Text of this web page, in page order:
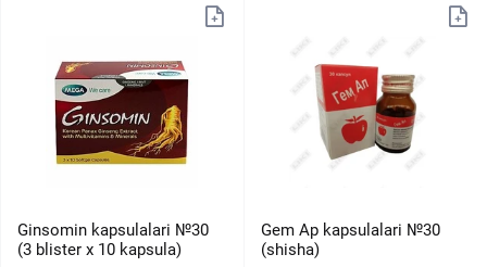
Ginsomin kapsulalari №30
(3 blister х 10 kapsula)
Gem Ap kapsulalari №30
(shisha)